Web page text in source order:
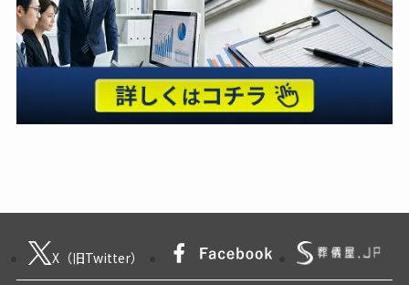
X（旧Twitter）